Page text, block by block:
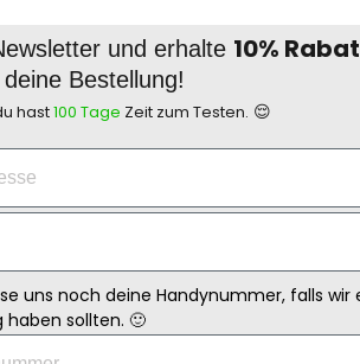
und erhalte 10%
deine Bestellung!
hast100 Tage Zeit zum Testen. 😌
uns noch deine Handynummer, falls wir
haben sollten. 🙂